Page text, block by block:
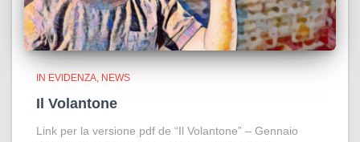
IN EVIDENZA NEWS
Il Volantone
Link per la versione pdf de “Il Volantone” – Gennaio